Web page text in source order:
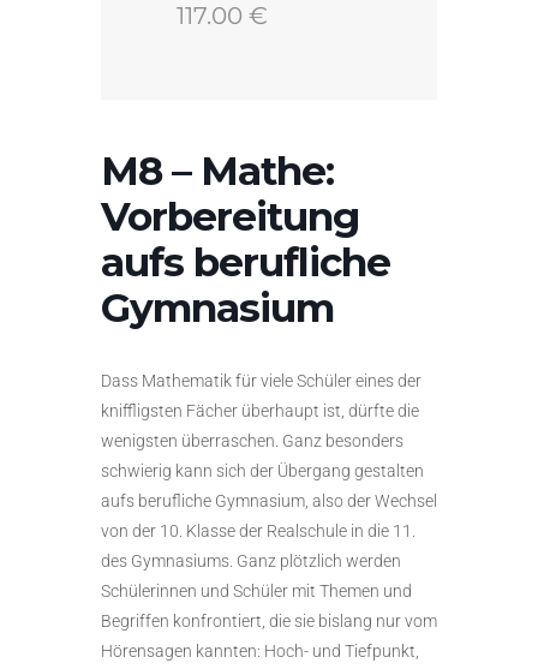
117.00 €
M8 – Mathe:
Vorbereitung
aufs berufliche
Gymnasium
Dass Mathematik für viele Schüler eines der
kniffligsten Fächer überhaupt ist, dürfte die
wenigsten überraschen. Ganz besonders
schwierig kann sich der Übergang gestalten
aufs berufliche Gymnasium, also der Wechsel
von der 10. Klasse der Realschule in die 11.
des Gymnasiums. Ganz plötzlich werden
Schülerinnen und Schüler mit Themen und
Begriffen konfrontiert, die sie bislang nur vom
Hörensagen kannten: Hoch- und Tiefpunkt,